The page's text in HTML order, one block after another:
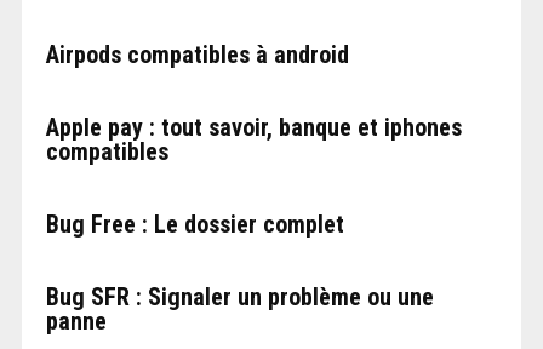
Airpods compatibles à android
Apple pay : tout savoir, banque et iphones
compatibles
Bug Free : Le dossier complet
Bug SFR : Signaler un problème ou une
panne